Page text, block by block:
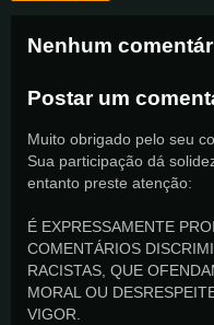
Nenhum
Postar um
Muito obrigado pelo seu
Sua participação dá
entanto preste atenção:
É EXPRESSAMENTE
COMENTÁRIOS
RACISTAS, QUE
MORAL OU
VIGOR.